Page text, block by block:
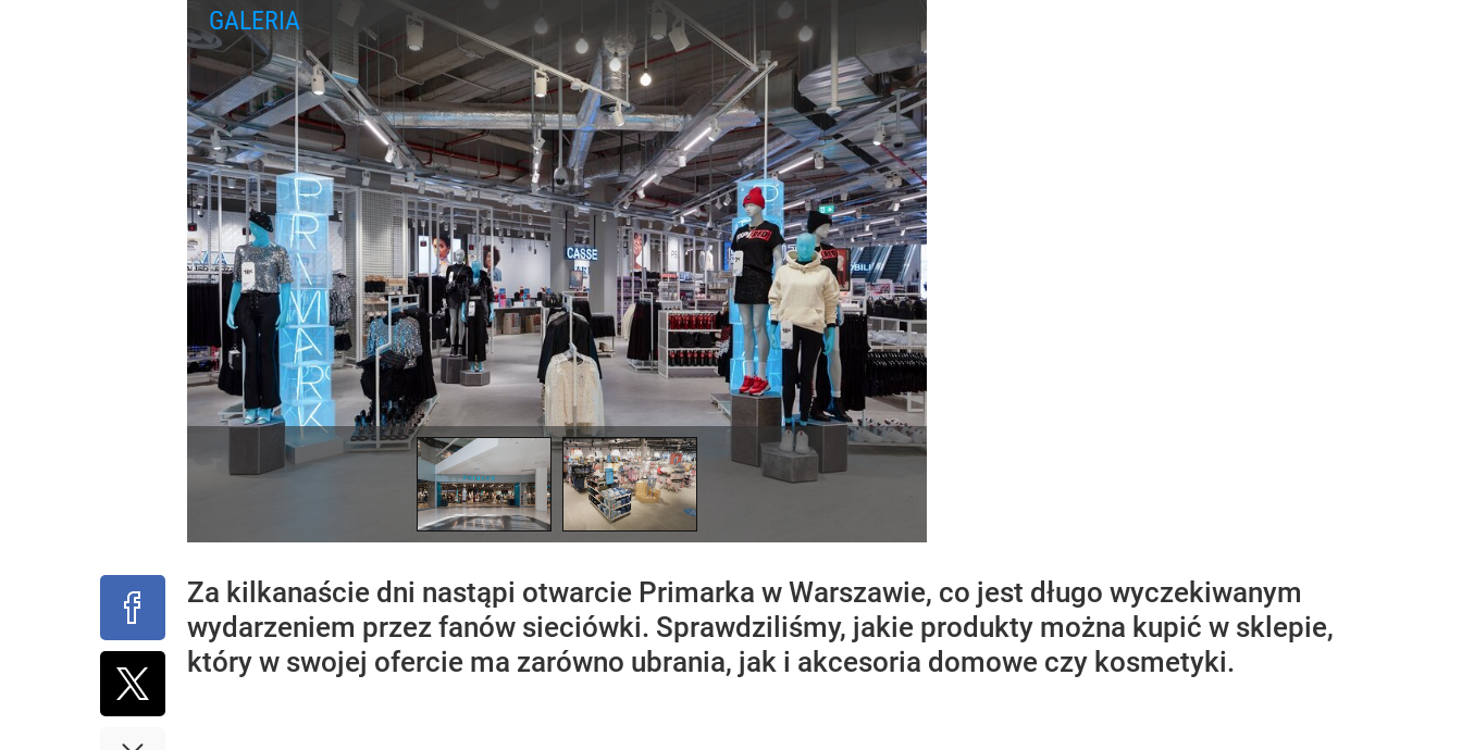
Za kilkanaście dni nastąpi otwarcie Primarka w Warszawie, co jest długo wyczekiwanym
wydarzeniem przez fanów sieciówki. Sprawdziliśmy, jakie produkty można kupić w sklepie,
który w swojej ofercie ma zarówno ubrania, jak i akcesoria domowe czy kosmetyki.